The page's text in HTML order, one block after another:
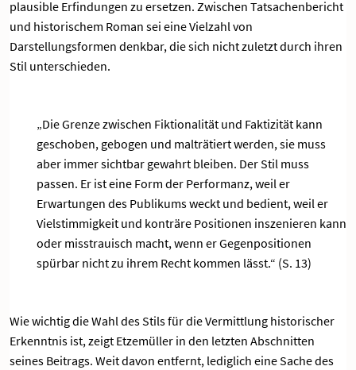
plausible Erfindungen zu ersetzen. Zwischen Tatsachenbericht
und historischem Roman sei eine Vielzahl von
Darstellungsformen denkbar, die sich nicht zuletzt durch ihren
Stil unterschieden.
„Die Grenze zwischen Fiktionalität und Faktizität kann
geschoben, gebogen und malträtiert werden, sie muss
aber immer sichtbar gewahrt bleiben. Der Stil muss
passen. Er ist eine Form der Performanz, weil er
Erwartungen des Publikums weckt und bedient, weil er
Vielstimmigkeit und konträre Positionen inszenieren kann
oder misstrauisch macht, wenn er Gegenpositionen
spürbar nicht zu ihrem Recht kommen lässt.“ (S. 13)
Wie wichtig die Wahl des Stils für die Vermittlung historischer
Erkenntnis ist, zeigt Etzemüller in den letzten Abschnitten
seines Beitrags. Weit davon entfernt, lediglich eine Sache des